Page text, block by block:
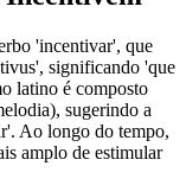
'incentivar', que
significando 'que
latino é composto
sugerindo a
Ao longo do tempo,
amplo de estimular